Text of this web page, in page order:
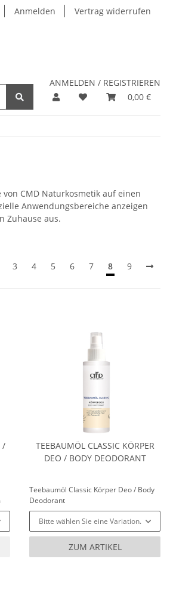
Anmelden Vertrag widerrufen
ANMELDEN / REGISTRIEREN
0,00 €
CMD Naturkosmetik auf einen
Anwendungsbereiche anzeigen
Zuhause aus.
3 4 5 6 7 8 9
/
TEEBAUMÖL CLASSIC KÖRPER
DEO / BODY DEODORANT
Teebaumöl Classic Körper Deo / Body
Deodorant
Bitte wählen Sie eine Variation.
ZUM ARTIKEL